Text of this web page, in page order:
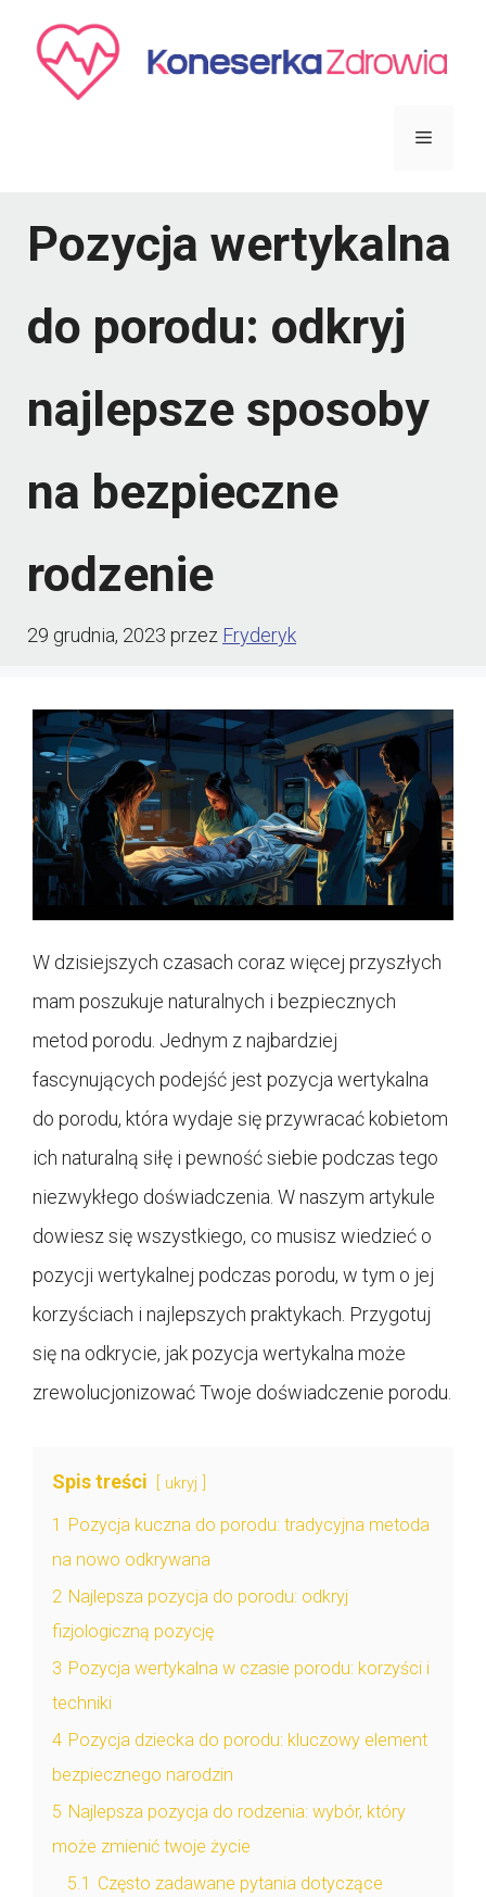
Menu
Pozycja wertykalna
do porodu: odkryj
najlepsze sposoby
na bezpieczne
rodzenie
29 grudnia, 2023 przez Fryderyk
W dzisiejszych czasach coraz więcej przyszłych
mam poszukuje naturalnych i bezpiecznych
metod porodu. Jednym z najbardziej
fascynujących podejść jest pozycja wertykalna
do porodu, która wydaje się przywracać kobietom
ich naturalną siłę i pewność siebie podczas tego
niezwykłego doświadczenia. W naszym artykule
dowiesz się wszystkiego, co musisz wiedzieć o
pozycji wertykalnej podczas porodu, w tym o jej
korzyściach i najlepszych praktykach. Przygotuj
się na odkrycie, jak pozycja wertykalna może
zrewolucjonizować Twoje doświadczenie porodu.
Spis treści ukryj
1
Pozycja kuczna do porodu: tradycyjna metoda
na nowo odkrywana
2 Najlepsza pozycja do porodu: odkryj
fizjologiczną pozycję
3 Pozycja wertykalna w czasie porodu: korzyści i
techniki
4 Pozycja dziecka do porodu: kluczowy element
bezpiecznego narodzin
5 Najlepsza pozycja do rodzenia: wybór, który
może zmienić twoje życie
5.1 Często zadawane pytania dotyczące